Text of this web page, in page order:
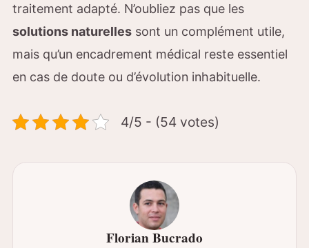
traitement adapté. N’oubliez pas que les
solutions naturelles sont un complément utile,
mais qu’un encadrement médical reste essentiel
en cas de doute ou d’évolution inhabituelle.
4/5 - (54 votes)
Florian Bucrado